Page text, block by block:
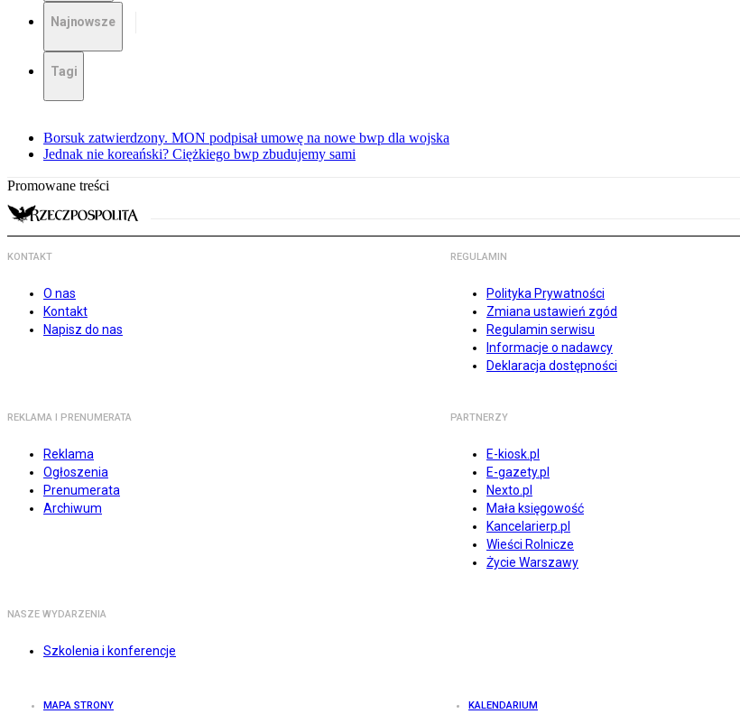
Najnowsze
Tagi
Borsuk zatwierdzony. MON podpisał umowę na nowe bwp dla wojska
Jednak nie koreański? Ciężkiego bwp zbudujemy sami
Promowane treści
KONTAKT
O nas
Kontakt
Napisz do nas
REGULAMIN
Polityka Prywatności
Zmiana ustawień zgód
Regulamin serwisu
Informacje o nadawcy
Deklaracja dostępności
REKLAMA I PRENUMERATA
Reklama
Ogłoszenia
Prenumerata
Archiwum
PARTNERZY
E-kiosk.pl
E-gazety.pl
Nexto.pl
Mała księgowość
Kancelarierp.pl
Wieści Rolnicze
Życie Warszawy
NASZE WYDARZENIA
Szkolenia i konferencje
MAPA STRONY KALENDARIUM